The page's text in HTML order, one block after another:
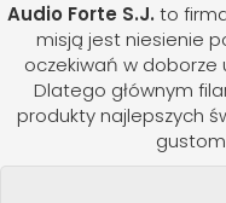
Audio Forte S.J. to
misją jest niesienie
oczekiwań w doborze
Dlatego głównym
produkty najlepszych